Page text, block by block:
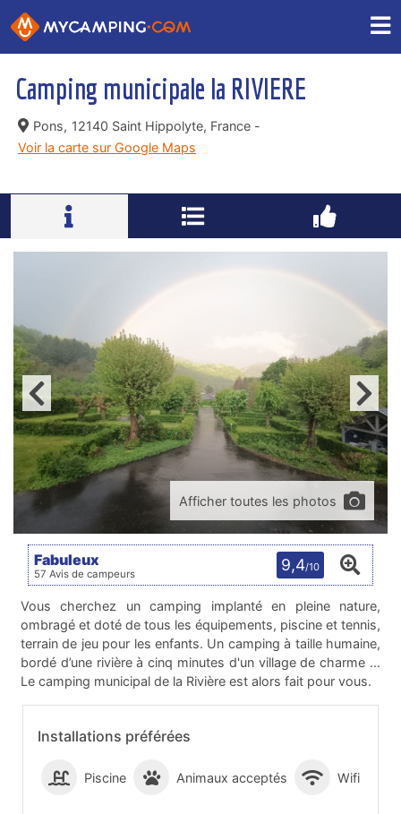
Camping municipale la RIVIERE
Pons, 12140 Saint Hippolyte, France -
Voir la carte sur Google Maps
Installations préférées
Piscine Animaux acceptés Wifi
Afficher toutes les photos
Fabuleux
57 Avis de campeurs 9,4/10
Vous cherchez un camping implanté en pleine nature,
ombragé et doté de tous les équipements, piscine et tennis,
terrain de jeu pour les enfants. Un camping à taille humaine,
bordé d’une rivière à cinq minutes d'un village de charme ...
Le camping municipal de la Rivière est alors fait pour vous.